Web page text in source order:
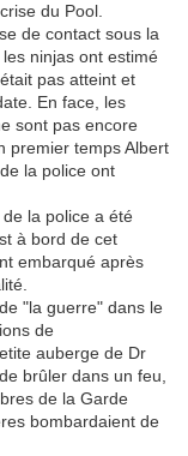
du Pool.
de contact sous la
ninjas ont estimé
pas atteint et
En face, les
sont pas encore
premier temps Albert
la police ont
la police a été
à bord de cet
embarqué après
"la guerre" dans le
de
auberge de Dr
brûler dans un feu,
de la Garde
bombardaient de